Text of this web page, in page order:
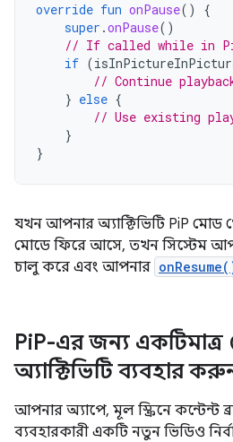
override fun onPause()
{
super .onPause()
// If called while in
if (
// Continue
} else {
// Use existing
}
}
যখন আপনার অ্যাক্টিভিটি PiP মোড
মোডে ফিরে আসে, তখন সিস্টেম
চালু করে এবং আপনার
PiP-এর জন্য একটিমাত্র
অ্যাক্টিভিটি ব্যবহার
আপনার অ্যাপে, মূল স্ক্রিনে
ব্যবহারকারী একটি নতুন ভিডিও